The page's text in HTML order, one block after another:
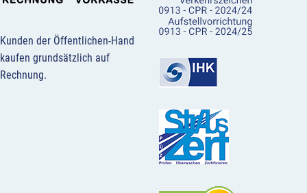
Kunden der Öffentlichen-Hand
kaufen grundsätzlich auf
Rechnung.